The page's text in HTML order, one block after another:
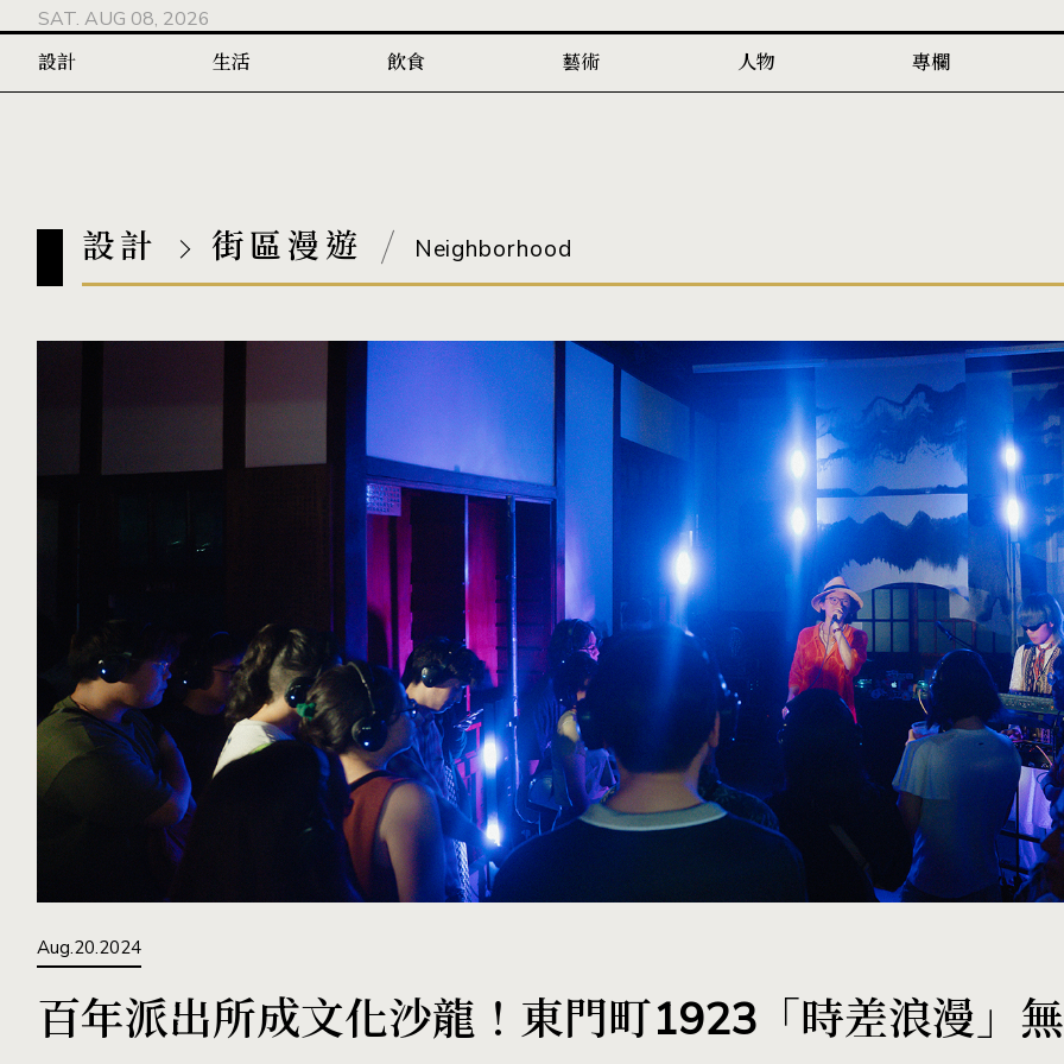
SAT. AUG 08, 2026
設計
生活 飲食 藝術 人物 專欄
設計 街區漫遊 Neighborhood
Aug.20.2024
百年派出所成文化沙龍！東門町1923「時差浪漫」